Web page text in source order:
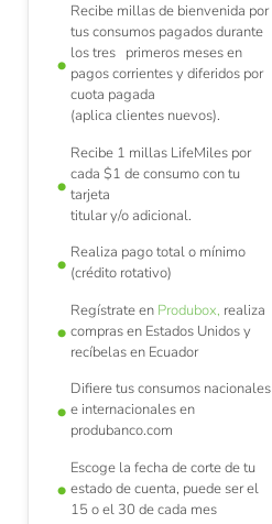
Recibe millas de bienvenida por
tus consumos pagados durante
los tres primeros meses en
pagos corrientes y diferidos por
cuota pagada
(aplica clientes nuevos).
Recibe 1 millas LifeMiles por
cada $1 de consumo con tu
tarjeta
titular y/o adicional.
Realiza pago total o mínimo
(crédito rotativo)
Regístrate en Produbox, realiza
compras en Estados Unidos y
recíbelas en Ecuador
Difiere tus consumos nacionales
e internacionales en
produbanco.com
Escoge la fecha de corte de tu
estado de cuenta, puede ser el
15 o el 30 de cada mes